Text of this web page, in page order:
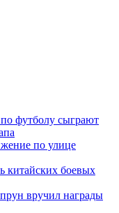
футболу сыграют
по улице
китайских боевых
вручил награды